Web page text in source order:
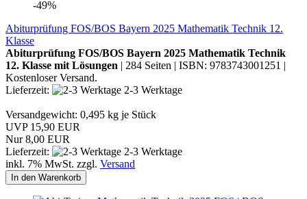
-49%
Abiturprüfung FOS/BOS Bayern 2025 Mathematik Technik 12.
Klasse
Abiturprüfung FOS/BOS Bayern 2025 Mathematik Technik
12. Klasse mit Lösungen | 284 Seiten | ISBN: 9783743001251 |
Kostenloser Versand.
Lieferzeit:
2-3 Werktage
Versandgewicht: 0,495 kg je Stück
UVP 15,90 EUR
Nur 8,00 EUR
Lieferzeit:
2-3 Werktage
inkl. 7% MwSt. zzgl. Versand
In den Warenkorb